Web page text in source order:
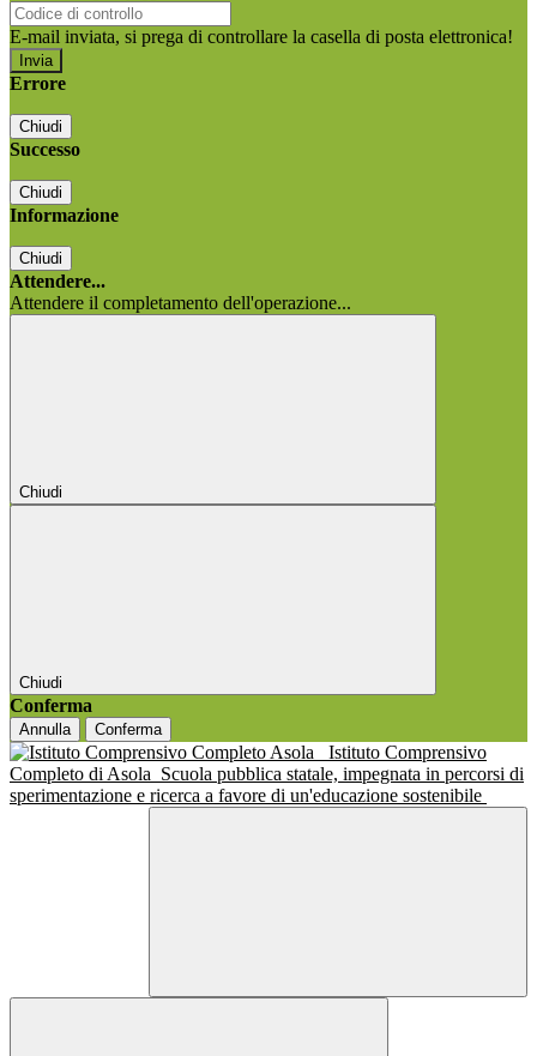
E-mail inviata, si prega di controllare la casella di posta elettronica!
Errore
Chiudi
Successo
Chiudi
Informazione
Chiudi
Attendere...
Attendere il completamento dell'operazione...
Chiudi
Chiudi
Conferma
Annulla Conferma
Istituto Comprensivo
Completo di Asola Scuola pubblica statale, impegnata in percorsi di
sperimentazione e ricerca a favore di un'educazione sostenibile